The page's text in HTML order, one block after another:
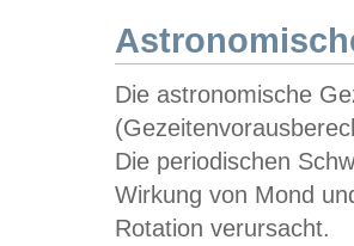
Die astronomische
Die periodischen
Wirkung von Mond
Rotation verursacht.